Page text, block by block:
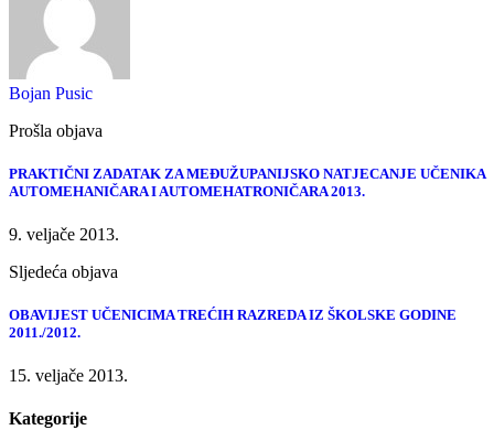
Bojan Pusic
Prošla objava
PRAKTIČNI ZADATAK ZA MEĐUŽUPANIJSKO NATJECANJE UČENIKA
AUTOMEHANIČARA I AUTOMEHATRONIČARA 2013.
9. veljače 2013.
Sljedeća objava
OBAVIJEST UČENICIMA TREĆIH RAZREDA IZ ŠKOLSKE GODINE
2011./2012.
15. veljače 2013.
Kategorije